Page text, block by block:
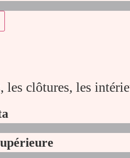
les clôtures, les